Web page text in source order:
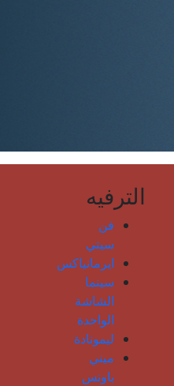
الترفيه
فن
سيتي
ايرمانياكس
سينما
الشاشة
الواحدة
ليمونادة
ميني
باونس